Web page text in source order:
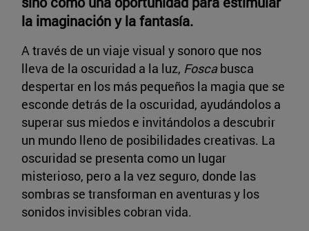
la imaginación y la fantasía.
A través de un viaje visual y sonoro que nos
lleva de la oscuridad a la luz, Foscabusca
despertar en los más pequeños la magia que se
esconde detrás de la oscuridad, ayudándolos a
superar sus miedos e invitándolos a descubrir
un mundo lleno de posibilidades creativas. La
oscuridad se presenta como un lugar
misterioso, pero a la vez seguro, donde las
sombras se transforman en aventuras y los
sonidos invisibles cobran vida.